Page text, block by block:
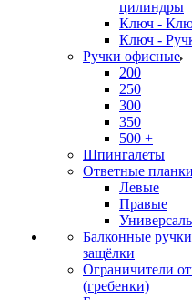
цилиндры
Ключ -
Ключ -
Ручки офисные
200
250
300
350
500 +
Шпингалеты
Ответные планки
Левые
Правые
Балконные
защёлки
Ограничители
(гребенки)